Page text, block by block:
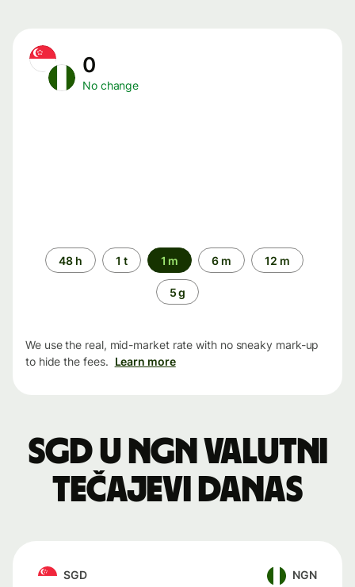
0
No change
Time
period
48 h 1 t 1 m 6 m 12 m
5 g
We use the real, mid-market rate with no sneaky mark-up
to hide the fees. Learn more
SGD u NGN valutni
tečajevi danas
SGD NGN